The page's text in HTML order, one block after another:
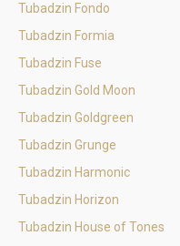
Tubadzin Fondo
Tubadzin Formia
Tubadzin Fuse
Tubadzin Gold Moon
Tubadzin Goldgreen
Tubadzin Grunge
Tubadzin Harmonic
Tubadzin Horizon
Tubadzin House of Tones